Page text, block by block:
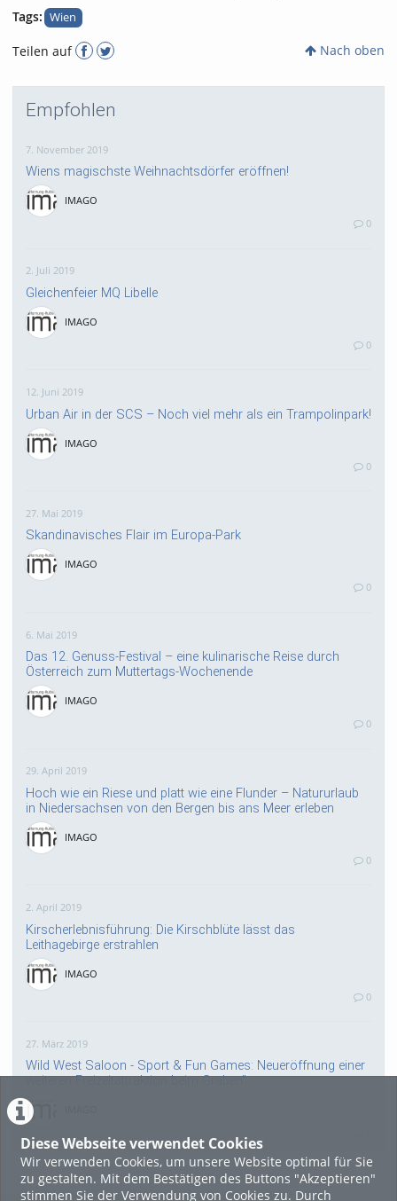
Diese Webseite verwendet Cookies
Wir verwenden Cookies, um unsere Website optimal für Sie
zu gestalten. Mit dem Bestätigen des Buttons "Akzeptieren"
stimmen Sie der Verwendung von Cookies zu. Durch
Tags: Wien
Teilen auf Nach oben
Empfohlen
7. November 2019
Wiens magischste Weihnachtsdörfer eröffnen!
IMAGO
0
2. Juli 2019
Gleichenfeier MQ Libelle
IMAGO
0
12. Juni 2019
Urban Air in der SCS – Noch viel mehr als ein Trampolinpark!
IMAGO
0
27. Mai 2019
Skandinavisches Flair im Europa-Park
IMAGO
0
6. Mai 2019
Das 12. Genuss-Festival – eine kulinarische Reise durch
Österreich zum Muttertags-Wochenende
IMAGO
0
29. April 2019
Hoch wie ein Riese und platt wie eine Flunder – Natururlaub
in Niedersachsen von den Bergen bis ans Meer erleben
IMAGO
0
2. April 2019
Kirscherlebnisführung: Die Kirschblüte lässt das
Leithagebirge erstrahlen
IMAGO
0
27. März 2019
Wild West Saloon - Sport & Fun Games: Neueröffnung einer
weiteren Freizeitattraktion beim Graben"
1. Februar 2019